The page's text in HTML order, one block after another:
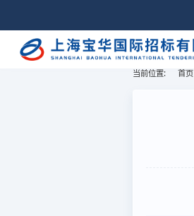
当前位置: 首页